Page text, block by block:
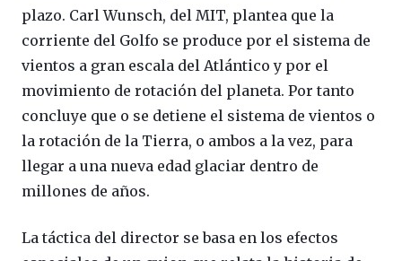
plazo. Carl Wunsch, del MIT, plantea que la
corriente del Golfo se produce por el sistema de
vientos a gran escala del Atlántico y por el
movimiento de rotación del planeta. Por tanto
concluye que o se detiene el sistema de vientos o
la rotación de la Tierra, o ambos a la vez, para
llegar a una nueva edad glaciar dentro de
millones de años.
La táctica del director se basa en los efectos